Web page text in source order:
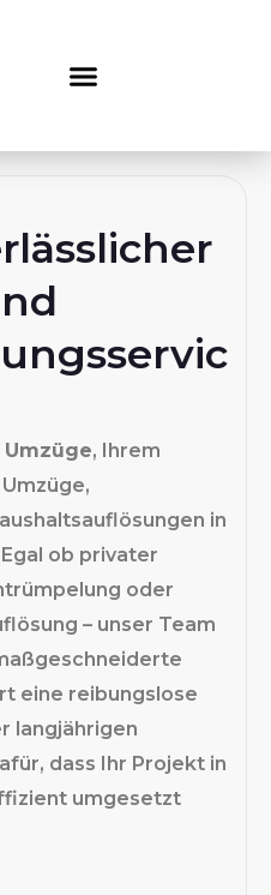
, Ihrem
in
ob privater
oder
– unser Team
eine reibungslose
langjährigen
dass Ihr Projekt in
umgesetzt